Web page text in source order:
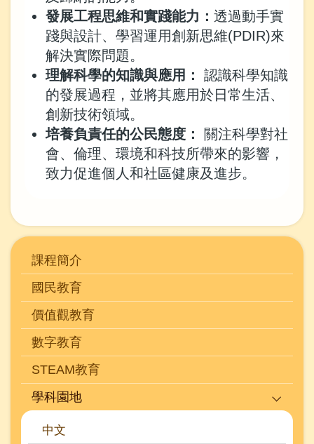
發展工程思維和實踐能力： 透過動手實
踐與設計、學習運用創新思維(PDIR)來
解決實際問題。
理解科學的知識與應用：
認識科學知識
的發展過程，並將其應用於日常生活、
創新技術領域。
培養負責任的公民態度：
關注科學對社
會、倫理、環境和科技所帶來的影響，
致力促進個人和社區健康及進步。
Main
navigation
(學
科)
課程簡介
國民教育
價值觀教育
數字教育
STEAM教育
學科園地
中文